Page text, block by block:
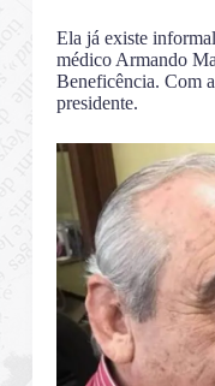
Ela já existe
médico Armando
Beneficência. Com
presidente.